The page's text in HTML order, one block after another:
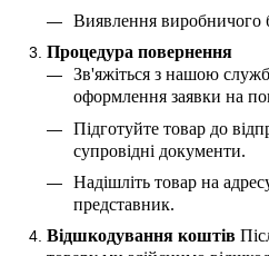
Виявлення виробничого
Процедура повернення
Зв'яжіться з нашою
оформлення заявки на
Підготуйте товар до
супровідні документи.
Надішліть товар на
представник.
Відшкодування коштів